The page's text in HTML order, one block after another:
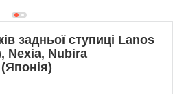
задньої ступиці Lanos
Nexia, Nubira